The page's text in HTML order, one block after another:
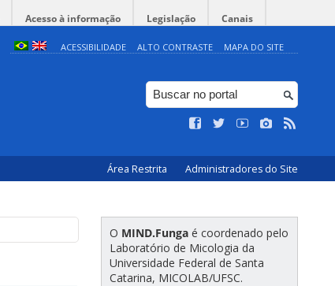
Acesso à informação Legislação Canais
ACESSIBILIDADE ALTO CONTRASTE MAPA DO SITE
Área Restrita Administradores do Site
O MIND.Funga é coordenado pelo
Laboratório de Micologia da
Universidade Federal de Santa
Catarina, MICOLAB/UFSC.